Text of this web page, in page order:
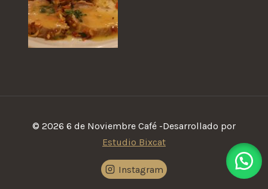
© 2026 6 de Noviembre Café -Desarrollado por
Estudio Bixcat
Instagram